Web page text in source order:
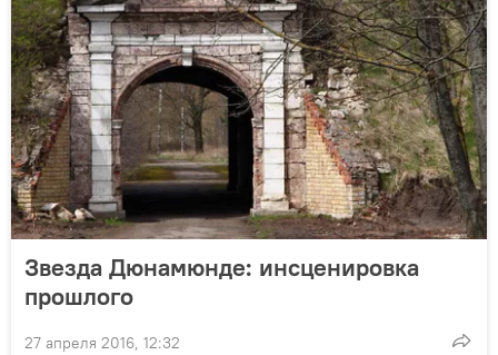
Звезда Дюнамюнде: инсценировка
прошлого
27 апреля 2016, 12:32